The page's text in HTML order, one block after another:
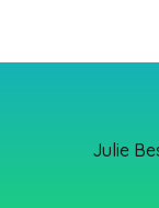
Julie